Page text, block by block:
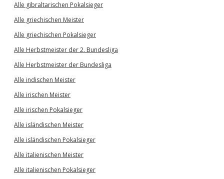
Alle gibraltarischen Pokalsieger
Alle griechischen Meister
Alle griechischen Pokalsieger
Alle Herbstmeister der 2. Bundesliga
Alle Herbstmeister der Bundesliga
Alle indischen Meister
Alle irischen Meister
Alle irischen Pokalsieger
Alle isländischen Meister
Alle isländischen Pokalsieger
Alle italienischen Meister
Alle italienischen Pokalsieger